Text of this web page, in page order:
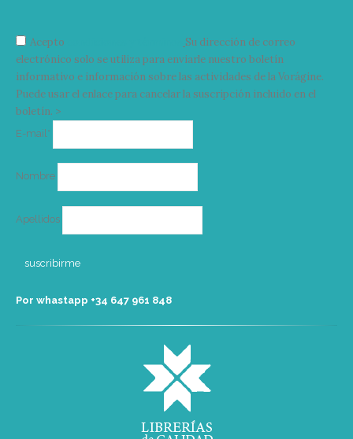
Acepto
Su dirección de correo
electrónico solo se utiliza para enviarle nuestro boletín
informativo e información sobre las actividades de la Vorágine.
Puede usar el enlace para cancelar la suscripción incluido en el
boletín. >
E-mail*
Nombre
Apellidos
Por whastapp +34 ‭647 961 848‬